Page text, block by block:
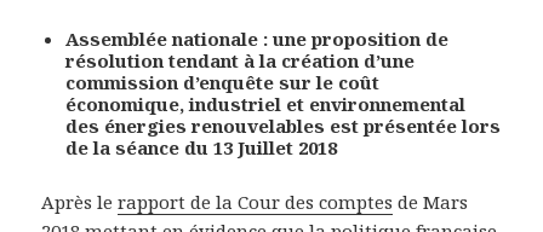
Assemblée nationale : une proposition de
résolution tendant à la création d’une
commission d’enquête sur le coût
économique, industriel et environnemental
des énergies renouvelables est présentée lors
de la séance du 13 Juillet 2018
Après lerapport de la Cour des comptes de Mars